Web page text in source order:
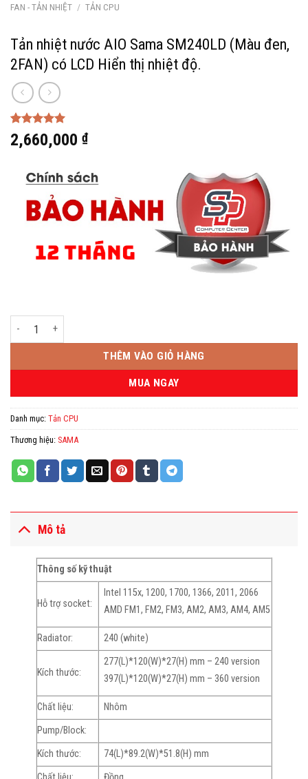
FAN - TẢN NHIỆT / TẢN CPU
Tản nhiệt nước AIO Sama SM240LD (Màu đen,
2FAN) có LCD Hiển thị nhiệt độ.
5.00 trên 5
dựa trên
1
2,660,000 ₫
Tản nhiệt nước AIO Sama SM240LD (Màu đen, 2FAN) có LCD Hiển thị
THÊM VÀO GIỎ HÀNG
MUA NGAY
Danh mục: Tản CPU
Thương hiệu: SAMA
Mô tả
Thông số kỹ thuật
Hỗ trợ socket:
Intel 115x, 1200, 1700, 1366, 2011, 2066
AMD FM1, FM2, FM3, AM2, AM3, AM4, AM5
Radiator: 240 (white)
Kích thước:
277(L)*120(W)*27(H) mm – 240 version
397(L)*120(W)*27(H) mm – 360 version
Chất liệu:
Nhôm
Pump/Block:
Kích thước:
74(L)*89.2(W)*51.8(H) mm